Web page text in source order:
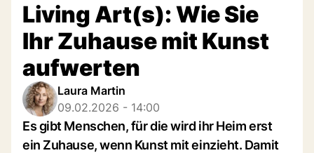
Living Art(s): Wie Sie
Ihr Zuhause mit Kunst
aufwerten
Laura Martin
09.02.2026 - 14:00
Es gibt Menschen, für die wird ihr Heim erst
ein Zuhause, wenn Kunst mit einzieht. Damit